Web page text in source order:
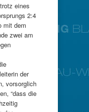
eines
2:4
mit dem
zwei am
der
vorsorglich
“dass die